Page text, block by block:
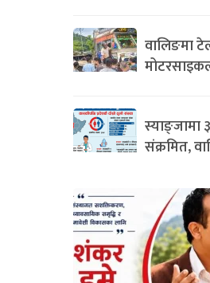
वालिङमा
संक्रमित,